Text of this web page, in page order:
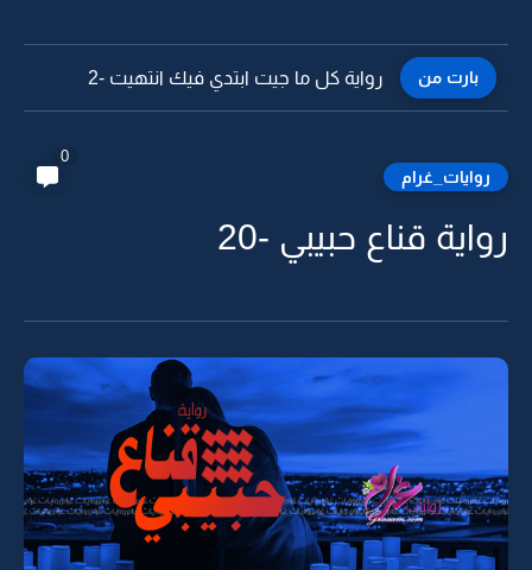
بارت من رواية كل ما جيت ابتدي فيك انتهيت -1
روايات_غرام
0
رواية قناع حبيبي -20